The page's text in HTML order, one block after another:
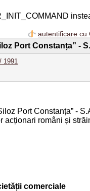
autentificare cu
Port Constanța” -
1991
Port Constanța” -
acționari români și
comerciale